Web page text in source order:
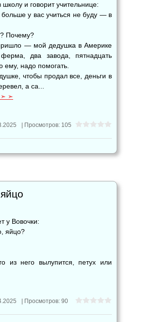
школу и говорит учительнице:
у вас учиться не буду — в
Почему?
— мой дедушка в Америке
два завода, пятнадцать
ему, надо помогать.
чтобы продал все, деньги в
а са...
➣ ➣
| Просмотров: 105
у Вовочки:
яйцо?
из него вылупится, петух или
| Просмотров: 90